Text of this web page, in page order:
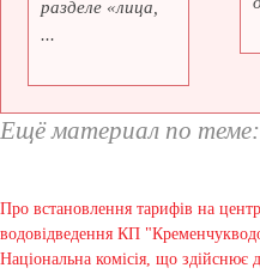
разделе «лица,
...
Ещё материал по теме:
Про встановлення тарифів на
водовідведення КП
Національна комісія, що здійснює